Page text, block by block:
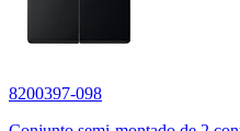
8200397-098